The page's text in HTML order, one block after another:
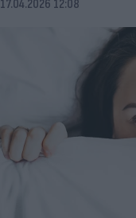
17.04.2026 12:08